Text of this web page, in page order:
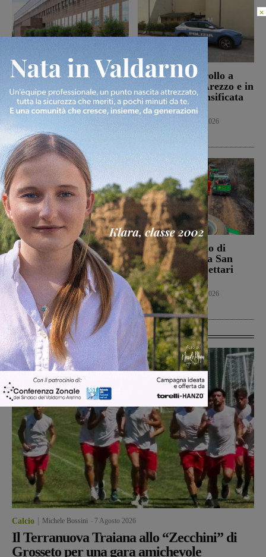
Punto Nascita della
Gruccia, Tucci (FdI):
“Montevarchi è sulla
giusta strada di un
aumento dei parti”
Politica 8 Agosto 2026
Servizi di controllo a
Montevarchi, Arezzo e in
provincia: intensificata
l’attività
Cronaca 8 Agosto 2026
Campionato nazionale
Juniores, girone
interamente toscano per
Terranuova Traiana e
Montevarchi
Calcio Giovanili 8 Agosto 2026
Bucine, incendio di
oliveta e bosco a San
Pancrazio. Tre ettari
l’area bruciata
Cronaca 7 Agosto 2026
Ultime Calcio
Calcio Michele Bossini 7 Agosto 2026
Il Terranuova Traiana allo “Zecchini” di
Grosseto per una gara amichevole
×